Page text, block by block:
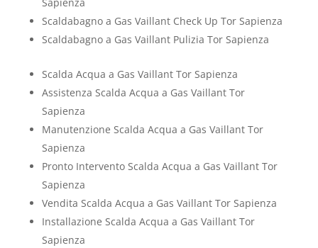
Sapienza
Scaldabagno a Gas Vaillant Check Up Tor Sapienza
Scaldabagno a Gas Vaillant Pulizia Tor Sapienza
Scalda Acqua a Gas Vaillant Tor Sapienza
Assistenza Scalda Acqua a Gas Vaillant Tor
Sapienza
Manutenzione Scalda Acqua a Gas Vaillant Tor
Sapienza
Pronto Intervento Scalda Acqua a Gas Vaillant Tor
Sapienza
Vendita Scalda Acqua a Gas Vaillant Tor Sapienza
Installazione Scalda Acqua a Gas Vaillant Tor
Sapienza